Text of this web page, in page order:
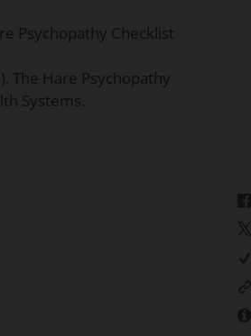
Psychopathy Checklist
The Hare Psychopathy
Systems.